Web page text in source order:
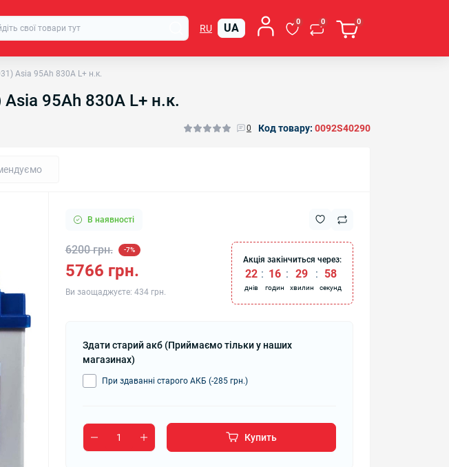
RU UA 0 0 0
Asia 95Ah 830A L+ н.к.
95Ah 830A L+ н.к.
0 Код товару: 0092S40290
В наявності
6200 грн. -7%
5766 грн.
Ви заощаджуєте: 434 грн.
Акція закінчиться через:
22
днів
: 16
годин
: 29
хвилин
: 57
секунд
Здати старий акб (Приймаємо тільки у наших
магазинах)
При здаванні старого АКБ (-285 грн.)
Купить